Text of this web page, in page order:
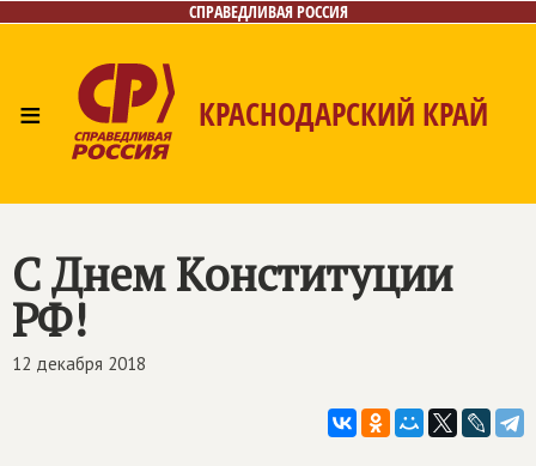
СПРАВЕДЛИВАЯ РОССИЯ
≡ КРАСНОДАРСКИЙ КРАЙ
С Днем Конституции
РФ!
12 декабря 2018